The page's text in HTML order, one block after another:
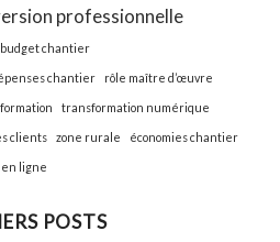
professionnelle
chantier
chantier rôle maître d’œuvre
transformation numérique
clients zone rurale économies chantier
ligne
POSTS